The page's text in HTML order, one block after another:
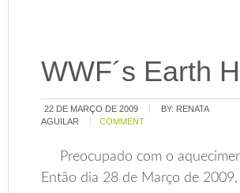
WWF´s Earth
22 DE MARÇO DE 2009 BY: RENATA
AGUILAR
COMMENT
Preocupado com o
Então dia 28 de Março de 2009,